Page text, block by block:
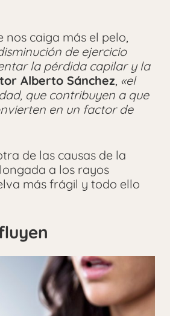
nos caiga más el pelo,
de ejercicio
la pérdida capilar y la
Alberto Sánchez, «el
que contribuyen a que
en un factor de
de las causas de la
a los rayos
más frágil y todo ello